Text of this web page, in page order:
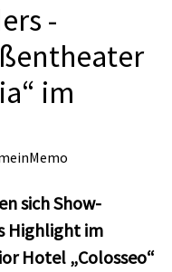
-
im
sich Show-
Highlight im
Hotel „Colosseo“